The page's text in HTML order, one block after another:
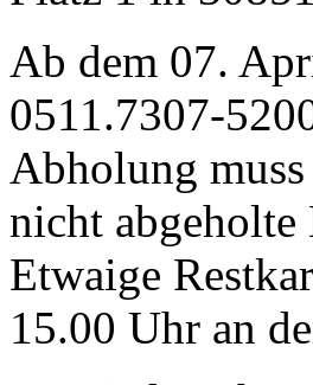
Ab dem 07.
0511.7307-
Abholung
nicht abgeholte
Etwaige
15.00 Uhr an